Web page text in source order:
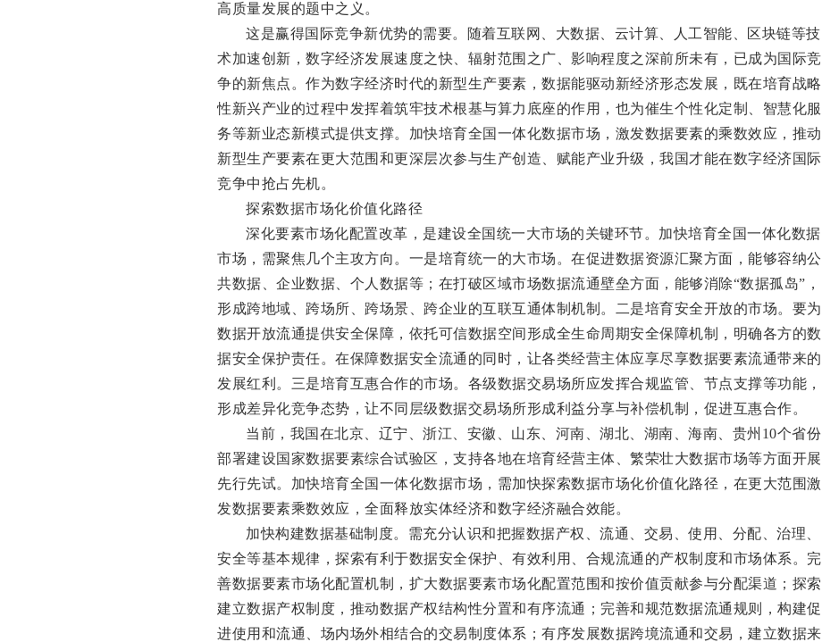
高质量发展的题中之义。
这是赢得国际竞争新优势的需要。随着互联网、大数据、云计算、人工智能、区块链等技
术加速创新，数字经济发展速度之快、辐射范围之广、影响程度之深前所未有，已成为国际竞
争的新焦点。作为数字经济时代的新型生产要素，数据能驱动新经济形态发展，既在培育战略
性新兴产业的过程中发挥着筑牢技术根基与算力底座的作用，也为催生个性化定制、智慧化服
务等新业态新模式提供支撑。加快培育全国一体化数据市场，激发数据要素的乘数效应，推动
新型生产要素在更大范围和更深层次参与生产创造、赋能产业升级，我国才能在数字经济国际
竞争中抢占先机。
探索数据市场化价值化路径
深化要素市场化配置改革，是建设全国统一大市场的关键环节。加快培育全国一体化数据
市场，需聚焦几个主攻方向。一是培育统一的大市场。在促进数据资源汇聚方面，能够容纳公
共数据、企业数据、个人数据等；在打破区域市场数据流通壁垒方面，能够消除“数据孤岛”，
形成跨地域、跨场所、跨场景、跨企业的互联互通体制机制。二是培育安全开放的市场。要为
数据开放流通提供安全保障，依托可信数据空间形成全生命周期安全保障机制，明确各方的数
据安全保护责任。在保障数据安全流通的同时，让各类经营主体应享尽享数据要素流通带来的
发展红利。三是培育互惠合作的市场。各级数据交易场所应发挥合规监管、节点支撑等功能，
形成差异化竞争态势，让不同层级数据交易场所形成利益分享与补偿机制，促进互惠合作。
当前，我国在北京、辽宁、浙江、安徽、山东、河南、湖北、湖南、海南、贵州10个省份
部署建设国家数据要素综合试验区，支持各地在培育经营主体、繁荣壮大数据市场等方面开展
先行先试。加快培育全国一体化数据市场，需加快探索数据市场化价值化路径，在更大范围激
发数据要素乘数效应，全面释放实体经济和数字经济融合效能。
加快构建数据基础制度。需充分认识和把握数据产权、流通、交易、使用、分配、治理、
安全等基本规律，探索有利于数据安全保护、有效利用、合规流通的产权制度和市场体系。完
善数据要素市场化配置机制，扩大数据要素市场化配置范围和按价值贡献参与分配渠道；探索
建立数据产权制度，推动数据产权结构性分置和有序流通；完善和规范数据流通规则，构建促
进使用和流通、场内场外相结合的交易制度体系；有序发展数据跨境流通和交易，建立数据来